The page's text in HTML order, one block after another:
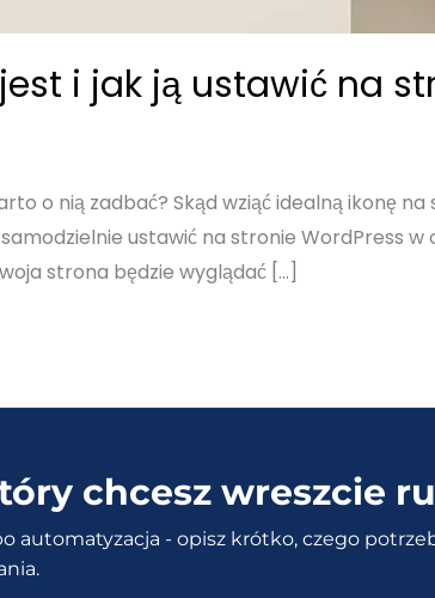
i jak ją ustawić na
o nią zadbać? Skąd wziąć idealną ikonę
ustawić na stronie WordPress
strona będzie wyglądać […]
chcesz wreszcie
automatyzacja - opisz krótko, czego